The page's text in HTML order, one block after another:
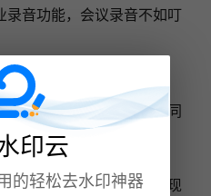
录音功能，会议录音不如叮
多功能一体机
字幕编辑三合一，多端同
识别稳定，嘈杂环境表现
印云
的轻松去水印神器